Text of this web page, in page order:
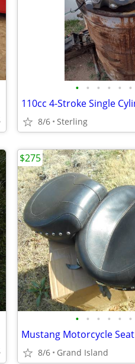
• • • • • •
8/6 Sterling
• • • • • •
Mustang Motorcycle Seat
8/6 Grand Island
$275